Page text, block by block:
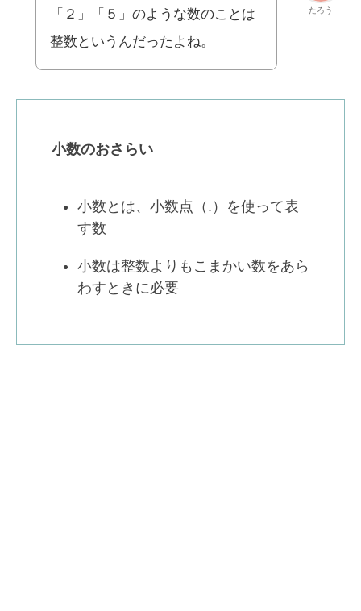
たろう
「２」「５」のような数のことは
整数というんだったよね。
小数のおさらい
小数とは、小数点（.）を使って表
す数
小数は整数よりもこまかい数をあら
わすときに必要